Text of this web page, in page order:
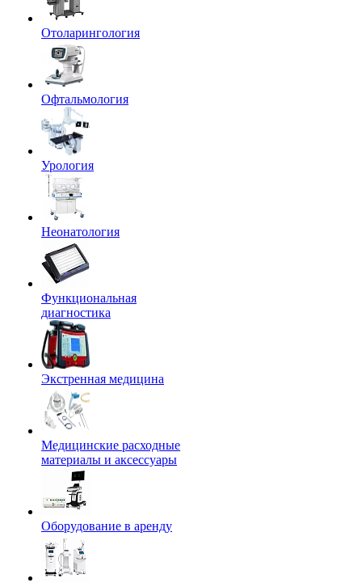
Отоларингология
Офтальмология
Урология
Неонатология
Функциональная
диагностика
Экстренная медицина
Медицинские расходные
материалы и аксессуары
Оборудование в аренду